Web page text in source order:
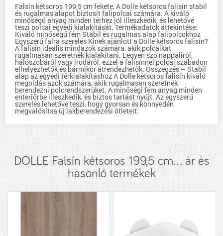
Falsín kétsoros 199,5 cm fekete, A Dolle kétsoros falisín stabil
és rugalmas alapot biztosít falipolcai számára. A kiváló
minőségű anyag minden térhez jól illeszkedik, és lehetővé
teszi polcai egyedi kialakítását. Termékadatok áttekintése:
Kiváló minőségű fém Stabil és rugalmas alap falipolcokhoz
Egyszerű falra szerelés Kinek ajánlott a Dolle kétsoros falisín?
A falisín ideális mindazok számára, akik polcaikat
rugalmasan szeretnék kialakítani. Legyen szó nappaliról,
hálószobáról vagy irodáról, ezzel a falisínnel polcai szabadon
elhelyezhetők és bármikor átrendezhetők. Összegzés – Stabil
alap az egyedi térkialakításhoz A Dolle kétsoros falisín kiváló
megoldás azok számára, akik rugalmasan szeretnék
berendezni polcrendszerüket. A minőségi fém anyag minden
enteriőrbe illeszkedik, és biztos tartást nyújt. Az egyszerű
szerelés lehetővé teszi, hogy gyorsan és könnyedén
megvalósítsa új lakberendezési ötleteit.
DOLLE Falsín kétsoros 199,5 cm... ár és
hasonló termékek